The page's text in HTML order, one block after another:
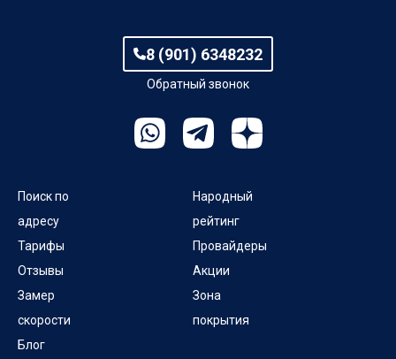
8 (901) 6348232
Обратный звонок
Поиск по
адресу
Тарифы
Отзывы
Замер
скорости
Блог
Народный
рейтинг
Провайдеры
Акции
Зона
покрытия